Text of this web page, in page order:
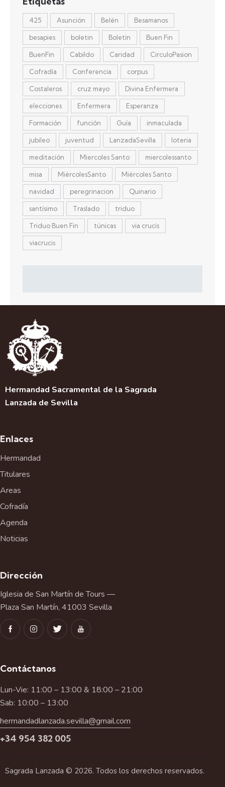
425 Asunción Belén Besamanos
besapies boletin Boletín Buen Fin
BuenFin Cabildo Caridad CirculoPasion
Cofradía Conferencia corpus
Costaleros cruz mayo Divina Enfermera
elecciones Enfermera Esperanza
Formación función Guía inmaculada
jubileo juventud LanzadaSevilla loteria
meditación Miercoles Santo miercolessanto
misa MiércolesSanto Miércoles Santo
navidad peregrinacion Quinario
santísimo Traslado triduo
Triduo Buen Fin túnicas via crucis
viacrucis
Hermandad Sacramental de la Sagrada
Lanzada de Sevilla
Enlaces
Hermandad
Titulares
Areas
Cofradía
Agenda
Noticias
Dirección
Iglesia de San Martín de Tours —
Plaza San Martín, 41003 Sevilla
Contáctanos
Lun-Vie: 11:00 – 13:00 & 18:00 – 21:00
Sab: 10:00 – 13:00
hermandadlanzada.sevilla@gmail.com
+34 954 382 005
Sagrada Lanzada © 2026. Todos los derechos reservados.